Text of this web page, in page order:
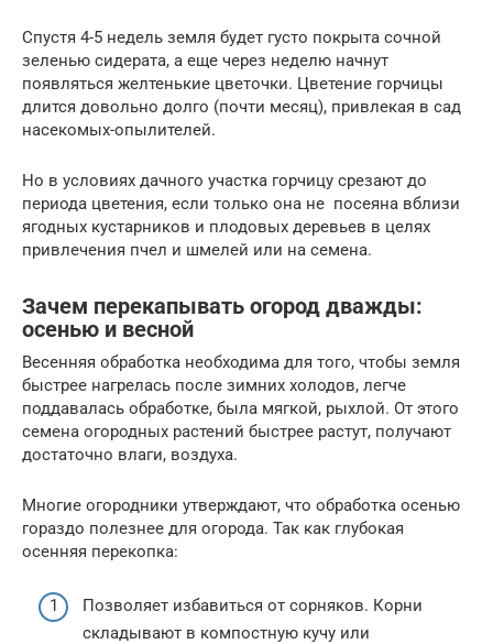
Спустя 4-5 недель земля будет густо покрыта сочной
зеленью сидерата, а еще через неделю начнут
появляться желтенькие цветочки. Цветение горчицы
длится довольно долго (почти месяц), привлекая в сад
насекомых-опылителей.
Но в условиях дачного участка горчицу срезают до
периода цветения, если только она не посеяна вблизи
ягодных кустарников и плодовых деревьев в целях
привлечения пчел и шмелей или на семена.
Зачем перекапывать огород дважды:
осенью и весной
Весенняя обработка необходима для того, чтобы земля
быстрее нагрелась после зимних холодов, легче
поддавалась обработке, была мягкой, рыхлой. От этого
семена огородных растений быстрее растут, получают
достаточно влаги, воздуха.
Многие огородники утверждают, что обработка осенью
гораздо полезнее для огорода. Так как глубокая
осенняя перекопка:
Позволяет избавиться от сорняков. Корни
складывают в компостную кучу или